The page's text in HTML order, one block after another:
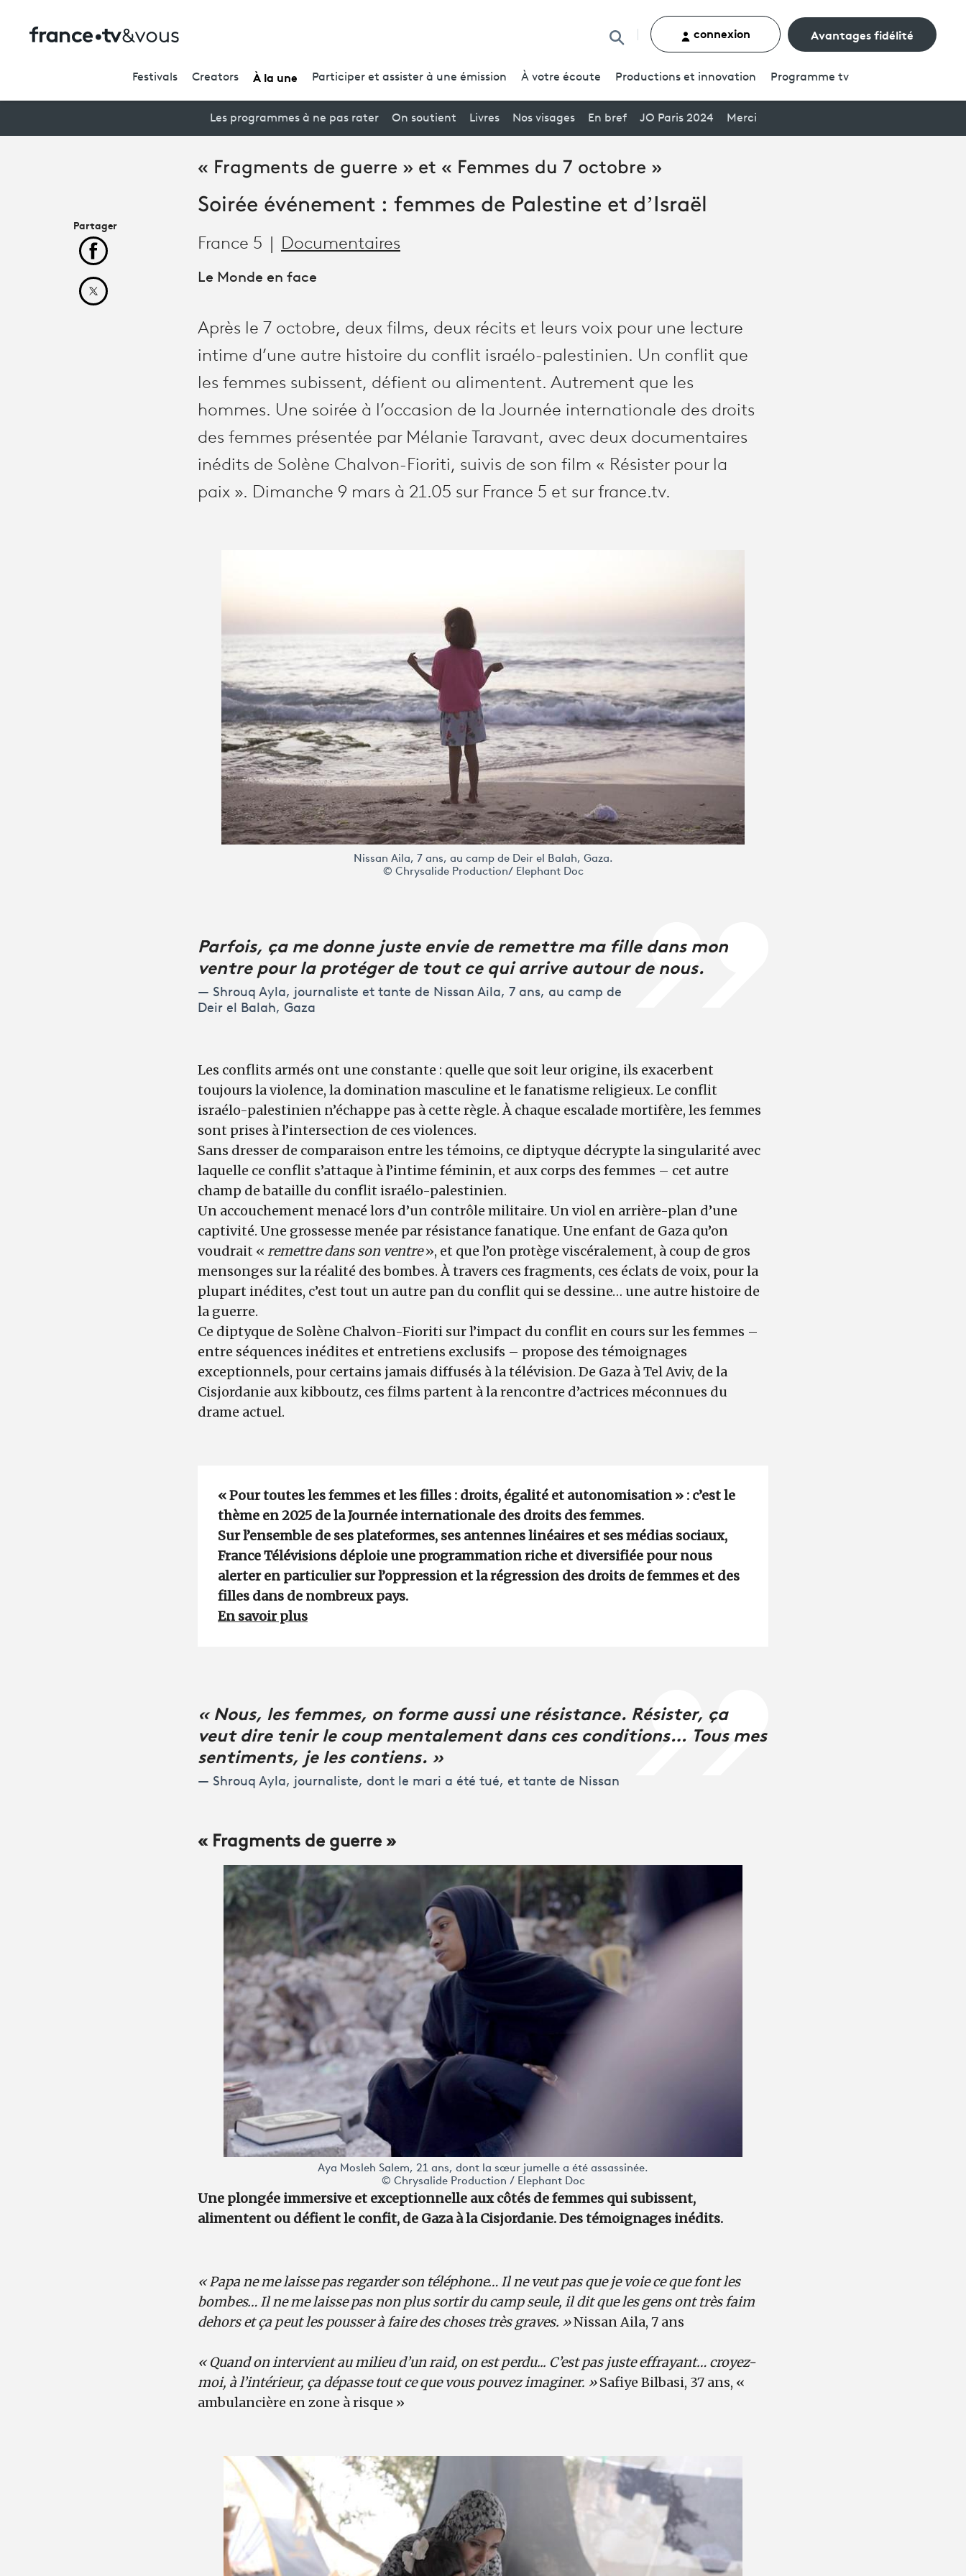
Rechercher un contenu
connexion Avantages fidélité
Festivals Creators À la une Participer et assister à une émission À votre écoute Productions et innovation Programme tv
Les programmes à ne pas rater On soutient Livres Nos visages En bref JO Paris 2024 Merci
« Fragments de guerre » et « Femmes du 7 octobre »
Soirée événement : femmes de Palestine et d’Israël
France 5 Documentaires
Le Monde en face
Après le 7 octobre, deux films, deux récits et leurs voix pour une lecture
intime d’une autre histoire du conflit israélo-palestinien. Un conflit que
les femmes subissent, défient ou alimentent. Autrement que les
hommes. Une soirée à l’occasion de la Journée internationale des droits
des femmes présentée par Mélanie Taravant, avec deux documentaires
inédits de Solène Chalvon-Fioriti, suivis de son film « Résister pour la
paix ». Dimanche 9 mars à 21.05 sur France 5 et sur france.tv.
Nissan Aila, 7 ans, au camp de Deir el Balah, Gaza.
© Chrysalide Production/ Elephant Doc
Parfois, ça me donne juste envie de remettre ma fille dans mon
ventre pour la protéger de tout ce qui arrive autour de nous.
Shrouq Ayla, journaliste et tante de Nissan Aila, 7 ans, au camp de
Deir el Balah, Gaza
Les conflits armés ont une constante : quelle que soit leur origine, ils exacerbent
toujours la violence, la domination masculine et le fanatisme religieux. Le conflit
israélo-palestinien n’échappe pas à cette règle. À chaque escalade mortifère, les femmes
sont prises à l’intersection de ces violences.
Sans dresser de comparaison entre les témoins, ce diptyque décrypte la singularité avec
laquelle ce conflit s’attaque à l’intime féminin, et aux corps des femmes – cet autre
champ de bataille du conflit israélo-palestinien.
Un accouchement menacé lors d’un contrôle militaire. Un viol en arrière-plan d’une
captivité. Une grossesse menée par résistance fanatique. Une enfant de Gaza qu’on
voudrait « remettre dans son ventre», et que l’on protège viscéralement, à coup de gros
mensonges sur la réalité des bombes. À travers ces fragments, ces éclats de voix, pour la
plupart inédites, c’est tout un autre pan du conflit qui se dessine… une autre histoire de
la guerre.
Ce diptyque de Solène Chalvon-Fioriti sur l’impact du conflit en cours sur les femmes –
entre séquences inédites et entretiens exclusifs – propose des témoignages
exceptionnels, pour certains jamais diffusés à la télévision. De Gaza à Tel Aviv, de la
Cisjordanie aux kibboutz, ces films partent à la rencontre d’actrices méconnues du
drame actuel.
« Pour toutes les femmes et les filles : droits, égalité et autonomisation » : c’est le
thème en 2025 de la Journée internationale des droits des femmes.
Sur l’ensemble de ses plateformes, ses antennes linéaires et ses médias sociaux,
France Télévisions déploie une programmation riche et diversifiée pour nous
alerter en particulier sur l’oppression et la régression des droits de femmes et des
filles dans de nombreux pays.
En savoir plus
« Nous, les femmes, on forme aussi une résistance. Résister, ça
veut dire tenir le coup mentalement dans ces conditions… Tous mes
sentiments, je les contiens. »
Shrouq Ayla, journaliste, dont le mari a été tué, et tante de Nissan
« Fragments de guerre »
Aya Mosleh Salem, 21 ans, dont la sœur jumelle a été assassinée.
© Chrysalide Production / Elephant Doc
Une plongée immersive et exceptionnelle aux côtés de femmes qui subissent,
alimentent ou défient le confit, de Gaza à la Cisjordanie. Des témoignages inédits.
« Papa ne me laisse pas regarder son téléphone… Il ne veut pas que je voie ce que font les
bombes… Il ne me laisse pas non plus sortir du camp seule, il dit que les gens ont très faim
dehors et ça peut les pousser à faire des choses très graves. »Nissan Aila, 7 ans
« Quand on intervient au milieu d’un raid, on est perdu... C’est pas juste effrayant… croyez-
moi, à l’intérieur, ça dépasse tout ce que vous pouvez imaginer. »Safiye Bilbasi, 37 ans, «
ambulancière en zone à risque »
Partager
Partager cet article sur Facebook
Partager cet article sur X